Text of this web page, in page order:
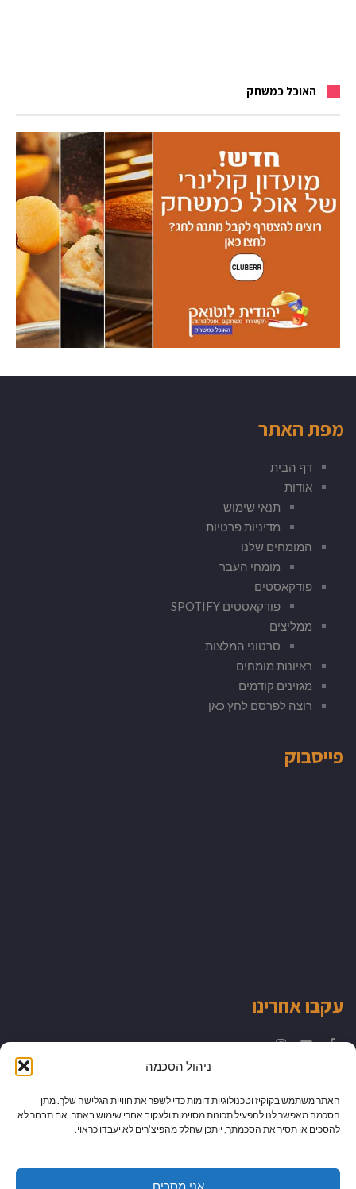
ניהול הסכמה
האתר משתמש בקוקיז וטכנולוגיות דומות כדי לשפר את חוויית הגלישה שלך. מתן
הסכמה מאפשר לנו להפעיל תכונות מסוימות ולעקוב אחרי שימוש באתר. אם תבחר לא
להסכים או תסיר את הסכמתך, ייתכן שחלק מהפיצ’רים לא יעבדו כראוי.
אני מסכים
האוכל כמשחק
מפת האתר
דף הבית
אודות
תנאי שימוש
מדיניות פרטיות
המומחים שלנו
מומחי העבר
פודקאסטים
פודקאסטים SPOTIFY
ממליצים
סרטוני המלצות
ראיונות מומחים
מגזינים קודמים
רוצה לפרסם לחץ כאן
פייסבוק
עקבו אחרינו